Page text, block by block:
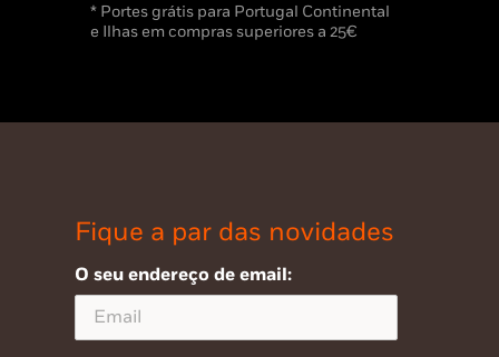
* Portes grátis para Portugal Continental
e Ilhas em compras superiores a 25€
Fique a par das novidades
O seu endereço de email: